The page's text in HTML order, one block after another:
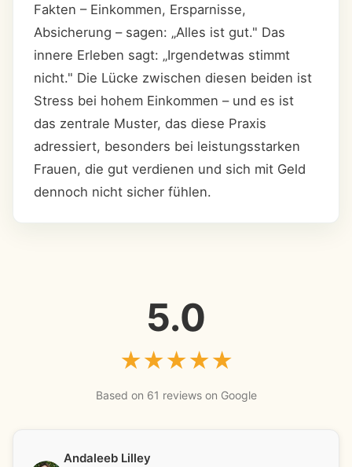
Fakten – Einkommen, Ersparnisse,
Absicherung – sagen: „Alles ist gut." Das
innere Erleben sagt: „Irgendetwas stimmt
nicht." Die Lücke zwischen diesen beiden ist
Stress bei hohem Einkommen – und es ist
das zentrale Muster, das diese Praxis
adressiert, besonders bei leistungsstarken
Frauen, die gut verdienen und sich mit Geld
dennoch nicht sicher fühlen.
5.0
★★★★★
Based on 61 reviews on Google
Andaleeb Lilley